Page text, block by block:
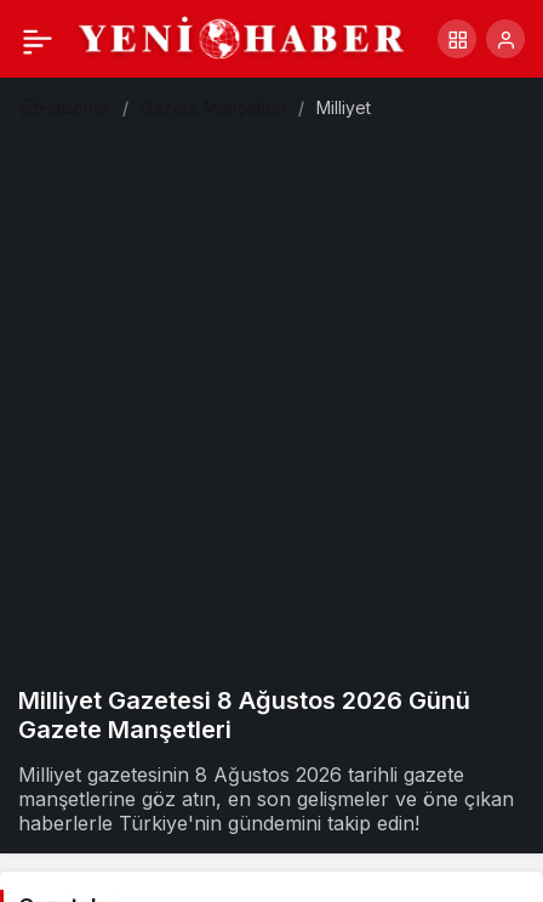
Milliyet
Milliyet Gazetesi 8 Ağustos 2026 Günü
Gazete Manşetleri
Milliyet gazetesinin 8 Ağustos 2026 tarihli gazete
manşetlerine göz atın, en son gelişmeler ve öne çıkan
haberlerle Türkiye'nin gündemini takip edin!